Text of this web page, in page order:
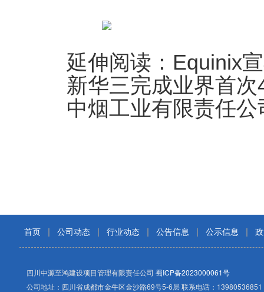
延伸阅读：Equinix
新华三完成业界首
中烟工业有限责任
首页 | 公司动态 | 行业动态 | 公告信息 | 公示信息 |
四川中源至鸿建设项目管理有限责任公司 蜀ICP备2023000061号
公司地址：四川省成都市金牛区金沙路69号5-6层 联系电话：13980536851